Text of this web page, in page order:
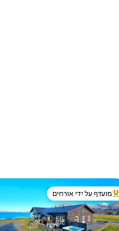
מוביל בקרב נכסים מועדפים על ידי אורחים
מועדף על ידי אורחים